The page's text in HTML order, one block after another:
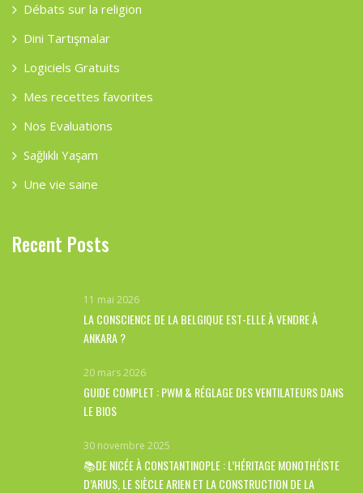
Débats sur la religion
Dini Tartışmalar
Logiciels Gratuits
Mes recettes favorites
Nos Evaluations
Sağlıklı Yaşam
Une vie saine
Recent Posts
11 mai 2026
LA CONSCIENCE DE LA BELGIQUE EST-ELLE À VENDRE À
ANKARA ?
20 mars 2026
GUIDE COMPLET : PWM & RÉGLAGE DES VENTILATEURS DANS
LE BIOS
30 novembre 2025
📚DE NICÉE À CONSTANTINOPLE : L’HÉRITAGE MONOTHÉISTE
D’ARIUS, LE SIÈCLE ARIEN ET LA CONSTRUCTION DE LA